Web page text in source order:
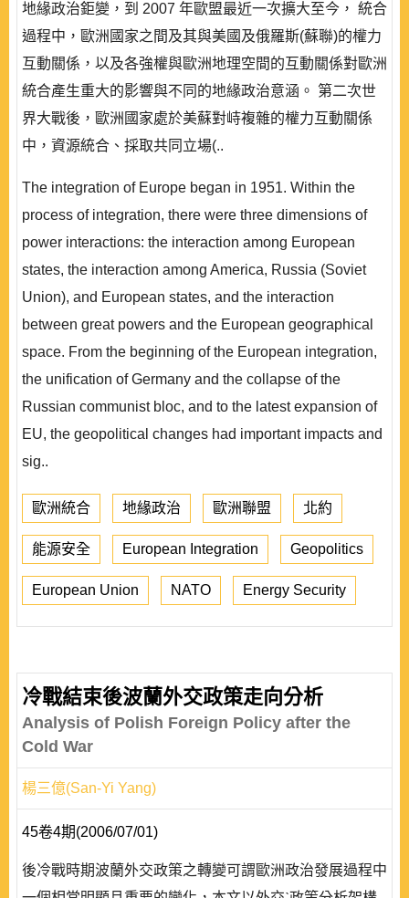
地緣政治鉅變，到 2007 年歐盟最近一次擴大至今， 統合
過程中，歐洲國家之間及其與美國及俄羅斯(蘇聯)的權力
互動關係，以及各強權與歐洲地理空間的互動關係對歐洲
統合產生重大的影響與不同的地緣政治意涵。 第二次世
界大戰後，歐洲國家處於美蘇對峙複雜的權力互動關係
中，資源統合、採取共同立場(..
The integration of Europe began in 1951. Within the
process of integration, there were three dimensions of
power interactions: the interaction among European
states, the interaction among America, Russia (Soviet
Union), and European states, and the interaction
between great powers and the European geographical
space. From the beginning of the European integration,
the unification of Germany and the collapse of the
Russian communist bloc, and to the latest expansion of
EU, the geopolitical changes had important impacts and
sig..
歐洲統合 地緣政治 歐洲聯盟 北約
能源安全 European Integration Geopolitics
European Union NATO Energy Security
冷戰結束後波蘭外交政策走向分析
Analysis of Polish Foreign Policy after the
Cold War
楊三億(San-Yi Yang)
45卷4期(2006/07/01)
後冷戰時期波蘭外交政策之轉變可謂歐洲政治發展過程中